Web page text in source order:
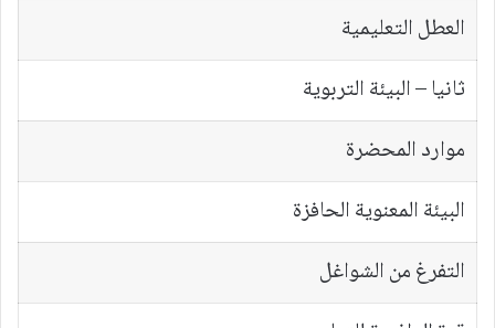
العطل التعليمية
ثانيا – البيئة التربوية
موارد المحضرة
البيئة المعنوية الحافزة
التفرغ من الشواغل